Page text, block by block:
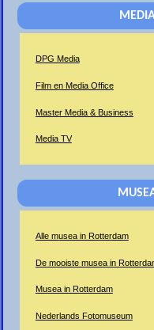
DPG Media
Film en Media Office
Master Media & Business
Media TV
Alle musea in Rotterdam
De mooiste musea in
Musea in Rotterdam
Nederlands Fotomuseum